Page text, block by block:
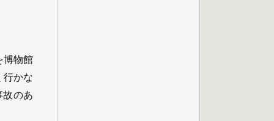
博物館
行かな
故のあ